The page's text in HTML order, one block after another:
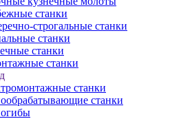
станки
строгальные станки
станки
станки
станки
станки
станки